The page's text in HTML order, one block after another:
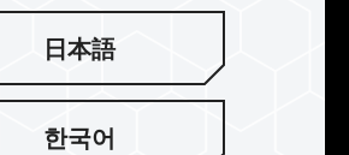
480GB、960GB 的容量可選
高達 530 及 480
的好幫手，也是桌機或筆電升級
選。
日本語
한국어